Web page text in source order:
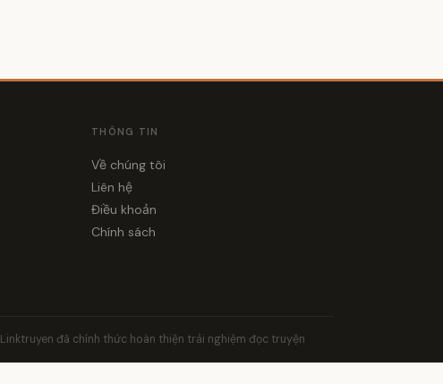
THÔNG TIN
Về chúng tôi
Liên hệ
Điều khoản
Chính sách
Linktruyen đã chính thức hoàn thiện trải nghiệm đọc truyện